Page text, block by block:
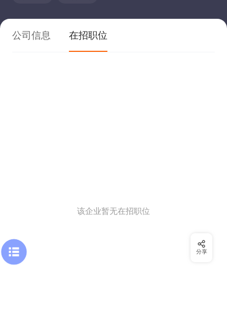
公司信息 在招职位
该企业暂无在招职位
分享